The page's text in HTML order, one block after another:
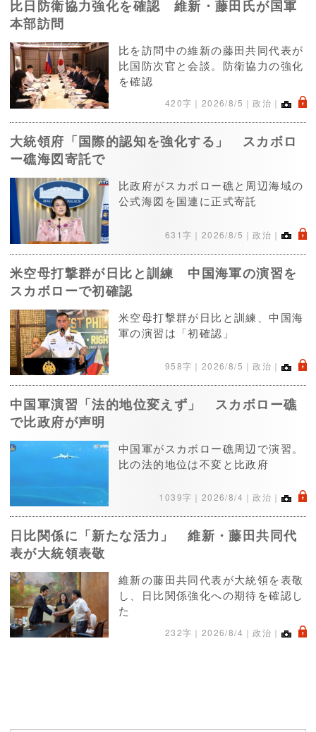
比日防衛協力強化を確認 維新・藤田氏が国軍
本部訪問
比を訪問中の維新の藤田共同代表が
比国防次官と会談。防衛協力の強化
を確認
420字｜ 2026/8/5 ｜政治｜ .
大統領府「国際的認知を強化する」 スカボロ
ー礁海図寄託で
比政府がスカボロー礁と周辺海域の
公式海図を国連に正式寄託
631字｜ 2026/8/5 ｜政治｜ .
米空母打撃群が日比と訓練 中国海軍の演習を
スカボローで初確認
米空母打撃群が日比と訓練、中国海
軍の演習は「初確認」
958字｜ 2026/8/5 ｜政治｜ .
中国軍演習「法的地位変えず」 スカボロー礁
で比政府が声明
中国軍がスカボロー礁周辺で演習。
比の法的地位は不変と比政府
1039字｜ 2026/8/4 ｜政治｜ .
日比関係に「新たな活力」 維新・藤田共同代
表が大統領表敬
維新の藤田共同代表が大統領を表敬
し、日比関係強化への期待を確認し
た
232字｜ 2026/8/4 ｜政治｜ .